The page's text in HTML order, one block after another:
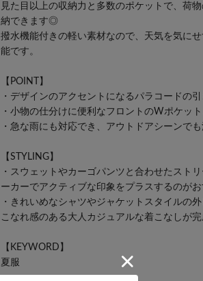
見た目以上の収納力と多数のポケットで、荷
納できます◎
撥水機能付きの軽い素材なので、天気を気に
能です。
【POINT】
・デザインのアクセントになるパラコードの
・小物の仕分けに便利なフロントのWポケッ
・急な雨にも対応でき、アウトドアシーンで
【STYLING】
・スウェットやカーゴパンツと合わせたスト
ーカーでアクティブな印象をプラスするのが
・きれいめなシャツやジャケットスタイルの
こなれ感のある大人カジュアルな着こなしが
【KEYWORD】
夏服